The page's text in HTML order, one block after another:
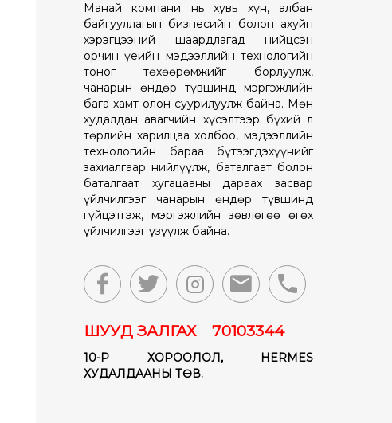
Манай компани нь хувь хүн, албан
байгууллагын бизнесийн болон ахуйн
хэрэгцээний шаардлагад нийцсэн
орчин үеийн мэдээллийн технологийн
тоног төхөөрөмжийг борлуулж,
чанарын өндөр түвшинд мэргэжлийн
бага хамт олон суурилуулж байна. Мөн
худалдан авагчийн хүсэлтээр бүхий л
төрлийн харилцаа холбоо, мэдээллийн
технологийн бараа бүтээгдэхүүнийг
захиалгаар нийлүүлж, баталгаат болон
баталгаат хугацааны дараах засвар
үйлчилгээг чанарын өндөр түвшинд
гүйцэтгэж, мэргэжлийн зөвлөгөө өгөх
үйлчилгээг үзүүлж байна.
ШУУД ЗАЛГАХ 70103344
10-Р ХОРООЛОЛ, HERMES
ХУДАЛДААНЫ ТӨВ.